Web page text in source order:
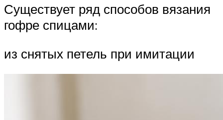
Существует ряд способов вязания
гофре спицами:
из снятых петель при имитации